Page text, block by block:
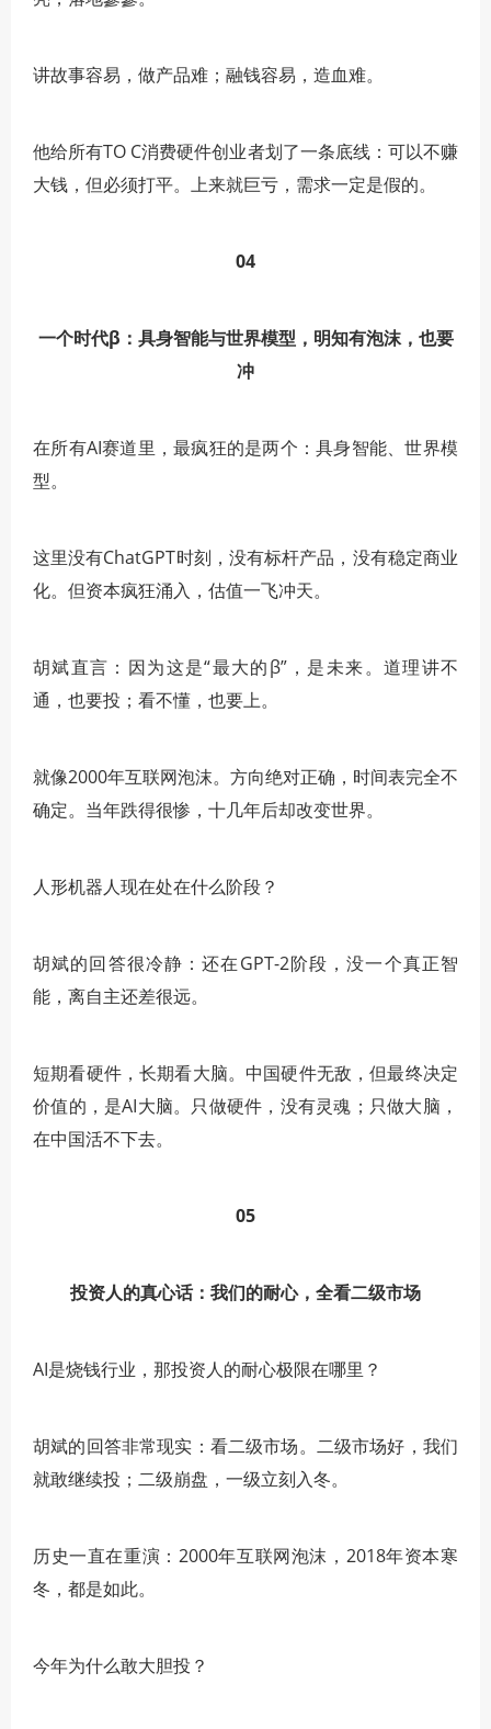
讲故事容易，做产品难；融钱容易，造血难。
他给所有TO C消费硬件创业者划了一条底线：可以不赚
大钱，但必须打平。上来就巨亏，需求一定是假的。
04
一个时代β：具身智能与世界模型，明知有泡沫，也要
冲
在所有AI赛道里，最疯狂的是两个：具身智能、世界模
型。
这里没有ChatGPT时刻，没有标杆产品，没有稳定商业
化。但资本疯狂涌入，估值一飞冲天。
胡斌直言：因为这是“最大的β”，是未来。道理讲不
通，也要投；看不懂，也要上。
就像2000年互联网泡沫。方向绝对正确，时间表完全不
确定。当年跌得很惨，十几年后却改变世界。
人形机器人现在处在什么阶段？
胡斌的回答很冷静：还在GPT-2阶段，没一个真正智
能，离自主还差很远。
短期看硬件，长期看大脑。中国硬件无敌，但最终决定
价值的，是AI大脑。只做硬件，没有灵魂；只做大脑，
在中国活不下去。
05
投资人的真心话：我们的耐心，全看二级市场
AI是烧钱行业，那投资人的耐心极限在哪里？
胡斌的回答非常现实：看二级市场。二级市场好，我们
就敢继续投；二级崩盘，一级立刻入冬。
历史一直在重演：2000年互联网泡沫，2018年资本寒
冬，都是如此。
今年为什么敢大胆投？